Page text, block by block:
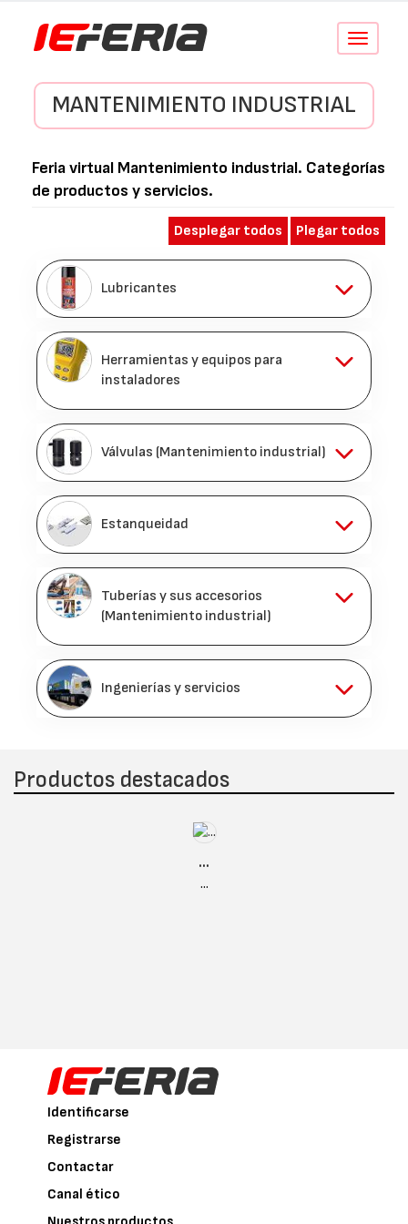
Conmutar
MANTENIMIENTO INDUSTRIAL
Feria virtual Mantenimiento industrial. Categorías
de productos y servicios.
Desplegar todos Plegar todos
Lubricantes
Herramientas y equipos para
instaladores
Válvulas (Mantenimiento industrial)
Estanqueidad
Tuberías y sus accesorios
(Mantenimiento industrial)
Ingenierías y servicios
Productos destacados
...
...
Identificarse
Registrarse
Contactar
Canal ético